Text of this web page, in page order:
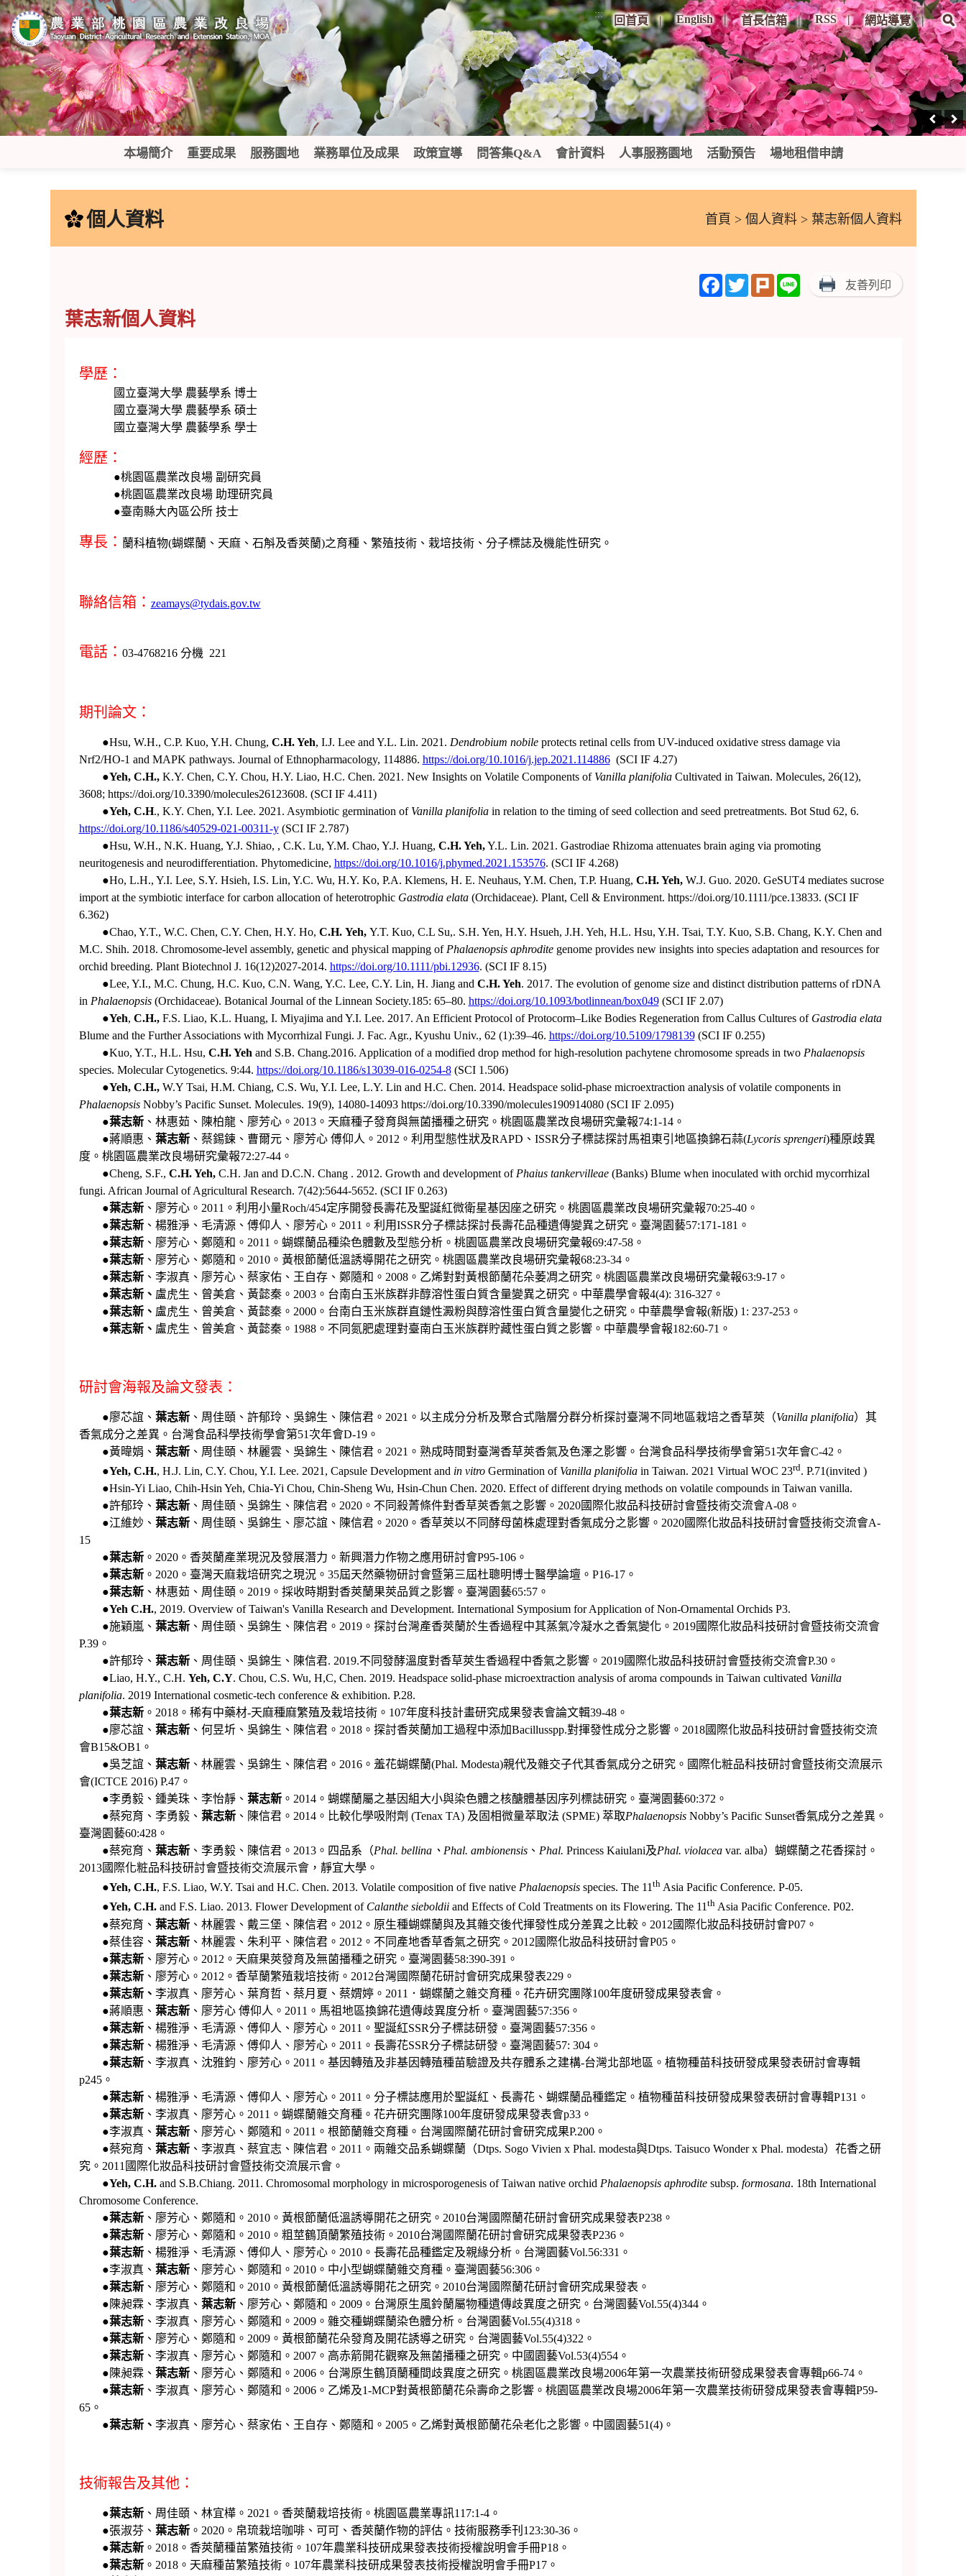
跳
到
主
要
內
容
區
塊
:::
回首頁 English 首長信箱 RSS 網站導覽
本場簡介 重要成果 服務園地 業務單位及成果 政策宣導 問答集Q&A 會計資料 人事服務園地 活動預告 場地租借申請
個人資料 首頁 > 個人資料> 葉志新個人資料
Facebook
TwitterPlurk Line 友善列印
葉志新個人資料
學歷：
國立臺灣大學 農藝學系 博士
國立臺灣大學 農藝學系 碩士
國立臺灣大學 農藝學系 學士
經歷：
●桃園區農業改良場 副研究員
●桃園區農業改良場 助理研究員
●臺南縣大內區公所 技士
專長： 蘭科植物(蝴蝶蘭、天麻、石斛及香莢蘭)之育種、繁殖技術、栽培技術、分子標誌及機能性研究。
聯絡信箱： zeamays@tydais.gov.tw
電話： 03-4768216 分機 221
期刊論文：
●Hsu, W.H., C.P. Kuo, Y.H. Chung, C.H. Yeh, I.J. Lee and Y.L. Lin. 2021. Dendrobium nobile protects retinal cells from UV-induced oxidative stress damage via
Nrf2/HO-1 and MAPK pathways. Journal of Ethnopharmacology, 114886. https://doi.org/10.1016/j.jep.2021.114886(SCI IF 4.27)
●Yeh, C.H.,K.Y. Chen, C.Y. Chou, H.Y. Liao, H.C. Chen. 2021. New Insights on Volatile Components of Vanilla planifoliaCultivated in Taiwan. Molecules, 26(12),
3608; https://doi.org/10.3390/molecules26123608. (SCI IF 4.411)
●Yeh, C.H., K.Y. Chen, Y.I. Lee. 2021. Asymbiotic germination of Vanilla planifoliain relation to the timing of seed collection and seed pretreatments. Bot Stud 62, 6.
https://doi.org/10.1186/s40529-021-00311-y(SCI IF 2.787)
●Hsu, W.H., N.K. Huang, Y.J. Shiao, , C.K. Lu, Y.M. Chao, Y.J. Huang, C.H. Yeh,Y.L. Lin. 2021. Gastrodiae Rhizoma attenuates brain aging via promoting
neuritogenesis and neurodifferentiation. Phytomedicine, https://doi.org/10.1016/j.phymed.2021.153576. (SCI IF 4.268)
●Ho, L.H., Y.I. Lee, S.Y. Hsieh, I.S. Lin, Y.C. Wu, H.Y. Ko, P.A. Klemens, H. E. Neuhaus, Y.M. Chen, T.P. Huang, C.H. Yeh,W.J. Guo. 2020. GeSUT4 mediates sucrose
import at the symbiotic interface for carbon allocation of heterotrophic Gastrodia elata(Orchidaceae). Plant, Cell & Environment. https://doi.org/10.1111/pce.13833. (SCI IF
6.362)
●Chao, Y.T., W.C. Chen, C.Y. Chen, H.Y. Ho, C.H. Yeh, Y.T. Kuo, C.L Su,. S.H. Yen, H.Y. Hsueh, J.H. Yeh, H.L. Hsu, Y.H. Tsai, T.Y. Kuo, S.B. Chang, K.Y. Chen and
M.C. Shih. 2018. Chromosome‐level assembly, genetic and physical mapping of Phalaenopsis aphroditegenome provides new insights into species adaptation and resources for
orchid breeding. Plant Biotechnol J. 16(12)2027-2014. https://doi.org/10.1111/pbi.12936. (SCI IF 8.15)
●Lee, Y.I., M.C. Chung, H.C. Kuo, C.N. Wang, Y.C. Lee, C.Y. Lin, H. Jiang and C.H. Yeh. 2017. The evolution of genome size and distinct distribution patterns of rDNA
in Phalaenopsis(Orchidaceae). Botanical Journal of the Linnean Society.185: 65–80. https://doi.org/10.1093/botlinnean/box049(SCI IF 2.07)
●Yeh, C.H., F.S. Liao, K.L. Huang, I. Miyajima and Y.I. Lee. 2017. An Efficient Protocol of Protocorm–Like Bodies Regeneration from Callus Cultures of Gastrodia elata
Blume and the Further Associations with Mycorrhizal Fungi. J. Fac. Agr., Kyushu Univ., 62 (1):39–46. https://doi.org/10.5109/1798139(SCI IF 0.255)
●Kuo, Y.T., H.L. Hsu, C.H. Yeh and S.B. Chang.2016. Application of a modified drop method for high-resolution pachytene chromosome spreads in twoPhalaenopsis
species. Molecular Cytogenetics. 9:44. https://doi.org/10.1186/s13039-016-0254-8(SCI 1.506)
●Yeh, C.H.,W.Y Tsai, H.M. Chiang, C.S. Wu, Y.I. Lee, L.Y. Lin and H.C. Chen. 2014. Headspace solid-phase microextraction analysis of volatile components in
PhalaenopsisNobby’s Pacific Sunset. Molecules. 19(9), 14080-14093 https://doi.org/10.3390/molecules190914080 (SCI IF 2.095)
●葉志新、林惠茹、陳柏龍、廖芳心。2013。天麻種子發育與無菌播種之研究。桃園區農業改良場研究彙報74:1-14。
●蔣順惠、 葉志新、蔡錫鍊、曹爾元、廖芳心 傅仰人。2012。利用型態性狀及RAPD、ISSR分子標誌探討馬祖東引地區換錦石蒜(Lycoris sprengeri)種原歧異
度。桃園區農業改良場研究彙報72:27-44。
●Cheng, S.F., C.H. Yeh,C.H. Jan and D.C.N. Chang . 2012. Growth and development of Phaius tankervilleae(Banks) Blume when inoculated with orchid mycorrhizal
fungi. African Journal of Agricultural Research. 7(42):5644-5652. (SCI IF 0.263)
●葉志新、廖芳心。2011。利用小量Roch/454定序開發長壽花及聖誕紅微衛星基因座之研究。桃園區農業改良場研究彙報70:25-40。
●葉志新、楊雅淨、毛清源、傅仰人、廖芳心。2011。利用ISSR分子標誌探討長壽花品種遺傳變異之研究。臺灣園藝57:171-181。
●葉志新、廖芳心、鄭隨和。2011。蝴蝶蘭品種染色體數及型態分析。桃園區農業改良場研究彙報69:47-58。
●葉志新、廖芳心、鄭隨和。2010。黃根節蘭低溫誘導開花之研究。桃園區農業改良場研究彙報68:23-34。
●葉志新、李淑真、廖芳心、蔡家佑、王自存、鄭隨和。2008。乙烯對對黃根節蘭花朵萎凋之研究。桃園區農業改良場研究彙報63:9-17。
●葉志新、 盧虎生、曾美倉、黃懿秦。2003。台南白玉米族群非醇溶性蛋白質含量變異之研究。中華農學會報4(4): 316-327。
●葉志新、 盧虎生、曾美倉、黃懿秦。2000。台南白玉米族群直鏈性澱粉與醇溶性蛋白質含量變化之研究。中華農學會報(新版) 1: 237-253。
●葉志新、 盧虎生、曾美倉、黃懿秦。1988。不同氮肥處理對臺南白玉米族群貯藏性蛋白質之影響。中華農學會報182:60-71。
研討會海報及論文發表：
●廖芯誼、 葉志新、周佳頤、許郁玲、吳錦生、陳信君。2021。以主成分分析及聚合式階層分群分析探討臺灣不同地區栽培之香草莢（Vanilla planifolia）其
香氣成分之差異。台灣食品科學技術學會第51次年會D-19。
●黃暐娟、 葉志新、周佳頤、林麗雲、吳錦生、陳信君。2021。熟成時間對臺灣香草莢香氣及色澤之影響。台灣食品科學技術學會第51次年會C-42。
●Yeh, C.H., H.J. Lin, C.Y. Chou, Y.I. Lee. 2021, Capsule Development and in vitroGermination of Vanilla planifoliain Taiwan. 2021 Virtual WOC 23rd. P.71(invited )
●Hsin-Yi Liao, Chih-Hsin Yeh, Chia-Yi Chou, Chin-Sheng Wu, Hsin-Chun Chen. 2020. Effect of different drying methods on volatile compounds in Taiwan vanilla.
●許郁玲、 葉志新、周佳頤、吳錦生、陳信君。2020。不同殺菁條件對香草莢香氣之影響。2020國際化妝品科技研討會暨技術交流會A-08。
●江維妙、 葉志新、周佳頤、吳錦生、廖芯誼、陳信君。2020。香草莢以不同酵母菌株處理對香氣成分之影響。2020國際化妝品科技研討會暨技術交流會A-
15
●葉志新。2020。香莢蘭產業現況及發展潛力。新興潛力作物之應用研討會P95-106。
●葉志新。2020。臺灣天麻栽培研究之現況。35屆天然藥物研討會暨第三屆杜聰明博士醫學論壇。P16-17。
●葉志新、林惠茹、周佳頤。2019。採收時期對香莢蘭果莢品質之影響。臺灣園藝65:57。
●Yeh C.H., 2019. Overview of Taiwan's Vanilla Research and Development. International Symposium for Application of Non-Ornamental Orchids P3.
●施穎嵐、 葉志新、周佳頤、吳錦生、陳信君。2019。探討台灣產香莢蘭於生香過程中其蒸氣冷凝水之香氣變化。2019國際化妝品科技研討會暨技術交流會
P.39。
●許郁玲、 葉志新、周佳頤、吳錦生、陳信君. 2019.不同發酵溫度對香草莢生香過程中香氣之影響。2019國際化妝品科技研討會暨技術交流會P.30。
●Liao, H.Y., C.H. Yeh, C.Y. Chou, C.S. Wu, H,C, Chen. 2019. Headspace solid-phase microextraction analysis of aroma compounds in Taiwan cultivated Vanilla
planifolia. 2019 International cosmetic-tech conference & exhibition. P.28.
●葉志新。2018。稀有中藥材-天麻種麻繁殖及栽培技術。107年度科技計畫研究成果發表會論文輯39-48。
●廖芯誼、 葉志新、何昱圻、吳錦生、陳信君。2018。探討香莢蘭加工過程中添加Bacillusspp.對揮發性成分之影響。2018國際化妝品科技研討會暨技術交流
會B15&OB1。
●吳芝誼、 葉志新、林麗雲、吳錦生、陳信君。2016。羞花蝴蝶蘭(Phal. Modesta)親代及雜交子代其香氣成分之研究。國際化粧品科技研討會暨技術交流展示
會(ICTCE 2016) P.47。
●李勇毅、鍾美珠、李怡靜、 葉志新。2014。蝴蝶蘭屬之基因組大小與染色體之核醣體基因序列標誌研究。臺灣園藝60:372。
●蔡宛育、李勇毅、 葉志新、陳信君。2014。比較化學吸附劑 (Tenax TA) 及固相微量萃取法 (SPME) 萃取Phalaenopsis Nobby’s Pacific Sunset香氣成分之差異。
臺灣園藝60:428。
●蔡宛育、 葉志新、李勇毅、陳信君。2013。四品系（Phal. bellina、 Phal. ambionensis、 Phal. Princess Kaiulani及Phal. violaceavar. alba）蝴蝶蘭之花香探討。
2013國際化粧品科技研討會暨技術交流展示會，靜宜大學。
●Yeh, C.H., F.S. Liao, W.Y. Tsai and H.C. Chen. 2013. Volatile composition of five native Phalaenopsisspecies. The 11thAsia Pacific Conference. P-05.
●Yeh, C.H. and F.S. Liao. 2013. Flower Development of Calanthe sieboldii and Effects of Cold Treatments on its Flowering. The 11thAsia Pacific Conference. P02.
●蔡宛育、 葉志新、林麗雲、戴三堡、陳信君。2012。原生種蝴蝶蘭與及其雜交後代揮發性成分差異之比較。2012國際化妝品科技研討會P07。
●蔡佳容、 葉志新、林麗雲、朱利平、陳信君。2012。不同產地香草香氣之研究。2012國際化妝品科技研討會P05。
●葉志新、廖芳心。2012。天麻果莢發育及無菌播種之研究。臺灣園藝58:390-391。
●葉志新、廖芳心。2012。香草蘭繁殖栽培技術。2012台灣國際蘭花研討會研究成果發表229。
●葉志新、 李淑真、廖芳心、葉育哲、蔡月夏、蔡媦婷。2011．蝴蝶蘭之雜交育種。花卉研究團隊100年度研發成果發表會。
●蔣順惠、 葉志新、廖芳心 傅仰人。2011。馬祖地區換錦花遺傳歧異度分析。臺灣園藝57:356。
●葉志新、楊雅淨、毛清源、傅仰人、廖芳心。2011。聖誕紅SSR分子標誌研發。臺灣園藝57:356。
●葉志新、楊雅淨、毛清源、傅仰人、廖芳心。2011。長壽花SSR分子標誌研發。臺灣園藝57: 304。
●葉志新、李淑真、沈雅鈞、廖芳心。2011。基因轉殖及非基因轉殖種苗驗證及共存體系之建構-台灣北部地區。植物種苗科技研發成果發表研討會專輯
p245。
●葉志新、楊雅淨、毛清源、傅仰人、廖芳心。2011。分子標誌應用於聖誕紅、長壽花、蝴蝶蘭品種鑑定。植物種苗科技研發成果發表研討會專輯P131。
●葉志新、李淑真、廖芳心。2011。蝴蝶蘭雜交育種。花卉研究團隊100年度研發成果發表會p33。
●李淑真、 葉志新、廖芳心、鄭隨和。2011。根節蘭雜交育種。台灣國際蘭花研討會研究成果P.200。
●蔡宛育、 葉志新、李淑真、蔡宜志、陳信君。2011。兩雜交品系蝴蝶蘭（Dtps. Sogo Vivien x Phal. modesta與Dtps. Taisuco Wonder x Phal. modesta）花香之研
究。2011國際化妝品科技研討會暨技術交流展示會。
●Yeh, C.H.and S.B.Chiang. 2011. Chromosomal morphology in microsporogenesis of Taiwan native orchid Phalaenopsis aphroditesubsp. formosana. 18th International
Chromosome Conference.
●葉志新、廖芳心、鄭隨和。2010。黃根節蘭低溫誘導開花之研究。2010台灣國際蘭花研討會研究成果發表P238。
●葉志新、廖芳心、鄭隨和。2010。粗莖鶴頂蘭繁殖技術。2010台灣國際蘭花研討會研究成果發表P236。
●葉志新、楊雅淨、毛清源、傅仰人、廖芳心。2010。長壽花品種鑑定及親緣分析。台灣園藝Vol.56:331。
●李淑真、 葉志新、廖芳心、鄭隨和。2010。中小型蝴蝶蘭雜交育種。臺灣園藝56:306。
●葉志新、廖芳心、鄭隨和。2010。黃根節蘭低溫誘導開花之研究。2010台灣國際蘭花研討會研究成果發表。
●陳昶霖、李淑真、 葉志新、廖芳心、鄭隨和。2009。台灣原生風鈴蘭屬物種遺傳歧異度之研究。台灣園藝Vol.55(4)344。
●葉志新、李淑真、廖芳心、鄭隨和。2009。雜交種蝴蝶蘭染色體分析。台灣園藝Vol.55(4)318。
●葉志新、廖芳心、鄭隨和。2009。黃根節蘭花朵發育及開花誘導之研究。台灣園藝Vol.55(4)322。
●葉志新、李淑真、廖芳心、鄭隨和。2007。高赤箭開花觀察及無菌播種之研究。中國園藝Vol.53(4)554。
●陳昶霖、 葉志新、廖芳心、鄭隨和。2006。台灣原生鶴頂蘭種間歧異度之研究。桃園區農業改良場2006年第一次農業技術研發成果發表會專輯p66-74。
●葉志新、李淑真、廖芳心、鄭隨和。2006。乙烯及1-MCP對黃根節蘭花朵壽命之影響。桃園區農業改良場2006年第一次農業技術研發成果發表會專輯P59-
65。
●葉志新、 李淑真、廖芳心、蔡家佑、王自存、鄭隨和。2005。乙烯對黃根節蘭花朵老化之影響。中國園藝51(4)。
技術報告及其他：
●葉志新、周佳頤、林宜樺。2021。香莢蘭栽培技術。桃園區農業專訊117:1-4。
●張淑芬、 葉志新。2020。帛琉栽培咖啡、可可、香莢蘭作物的評估。技術服務季刊123:30-36。
●葉志新。2018。香莢蘭種苗繁殖技術。107年農業科技研成果發表技術授權說明會手冊P18。
●葉志新。2018。天麻種苗繁殖技術。107年農業科技研成果發表技術授權說明會手冊P17。